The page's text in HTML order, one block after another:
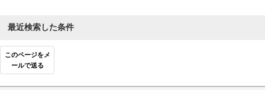
最近検索した条件
このページをメ
ールで送る